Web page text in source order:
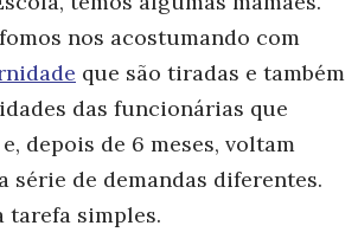
nos acostumando com
que são tiradas e também
das funcionárias que
depois de 6 meses, voltam
série de demandas diferentes.
tarefa simples.